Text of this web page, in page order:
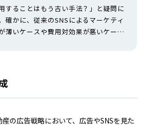
することはもう古い手法？」と疑問に
確かに、従来のSNSによるマーケティ
薄いケースや費用対効果が悪いケース
が「古い」と言われる理由とそれでも
べ…
の広告戦略において、広告やSNSを見た